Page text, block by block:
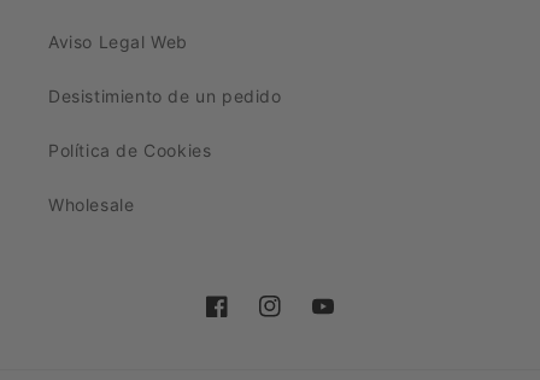
Aviso Legal Web
Desistimiento de un pedido
Política de Cookies
Wholesale
FacebookInstagramYouTube